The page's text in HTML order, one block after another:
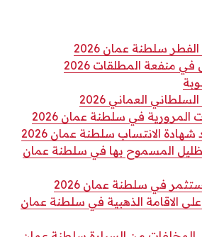
سلطنة عمان 2026
طريقة التسجيل في منفعة المطلقات 2026
العماني 2026
في سلطنة عمان 2026
الانتساب سلطنة عمان 2026
المسموح بها في سلطنة عمان
في سلطنة عمان 2026
الاقامة الذهبية في سلطنة عمان